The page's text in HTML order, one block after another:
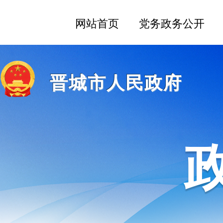
晋城市人民政府